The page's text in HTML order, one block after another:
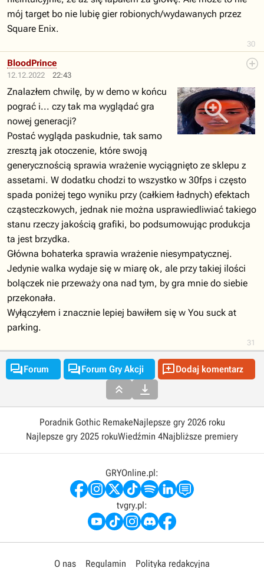
30
mój target bo nie lubię gier robionych/wydawanych przez
Square Enix.
12.12.2022 22:43
31
BloodPrince
Znalazłem chwilę, by w demo w końcu
pograć i... czy tak ma wyglądać gra
nowej generacji?
Postać wygląda paskudnie, tak samo
zresztą jak otoczenie, które swoją
generycznością sprawia wrażenie wyciągnięto ze sklepu z
assetami. W dodatku chodzi to wszystko w 30fps i często
spada poniżej tego wyniku przy (całkiem ładnych) efektach
cząsteczkowych, jednak nie można usprawiedliwiać takiego
stanu rzeczy jakością grafiki, bo podsumowując produkcja
ta jest brzydka.
Główna bohaterka sprawia wrażenie niesympatycznej.
Jedynie walka wydaje się w miarę ok, ale przy takiej ilości
bolączek nie przeważy ona nad tym, by gra mnie do siebie
przekonała.
Wyłączyłem i znacznie lepiej bawiłem się w You suck at
parking.
Forum Forum Gry Akcji Dodaj komentarz
 
Poradnik Gothic RemakeNajlepsze gry 2026 roku
Najlepsze gry 2025 rokuWiedźmin 4Najbliższe premiery
GRYOnline.pl:
tvgry.pl:
O nas Regulamin Polityka redakcyjna